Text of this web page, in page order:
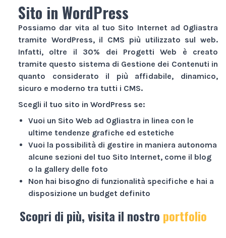
Sito in WordPress
Possiamo dar vita al tuo Sito Internet ad Ogliastra
tramite WordPress, il CMS più utilizzato sul web.
Infatti, oltre il 30% dei Progetti Web è creato
tramite questo sistema di Gestione dei Contenuti in
quanto considerato il più affidabile, dinamico,
sicuro e moderno tra tutti i CMS.
Scegli il tuo sito in WordPress se:
Vuoi un Sito Web ad Ogliastra in linea con le
ultime tendenze grafiche ed estetiche
Vuoi la possibilità di gestire in maniera autonoma
alcune sezioni del tuo Sito Internet, come il blog
o la gallery delle foto
Non hai bisogno di funzionalità specifiche e hai a
disposizione un budget definito
Scopri di più, visita il nostro portfolio